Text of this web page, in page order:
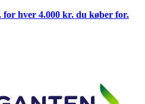
hver 4.000 kr. du køber for.